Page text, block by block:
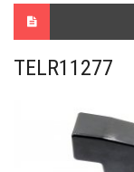
TELR11277